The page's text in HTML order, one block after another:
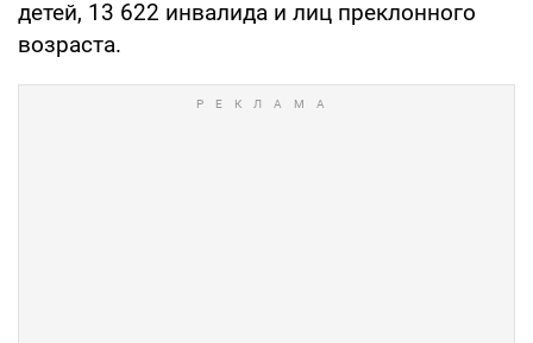
детей, 13 622 инвалида и лиц преклонного
возраста.